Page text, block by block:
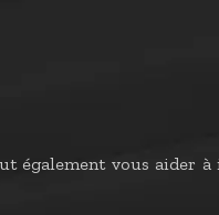
également vous aider